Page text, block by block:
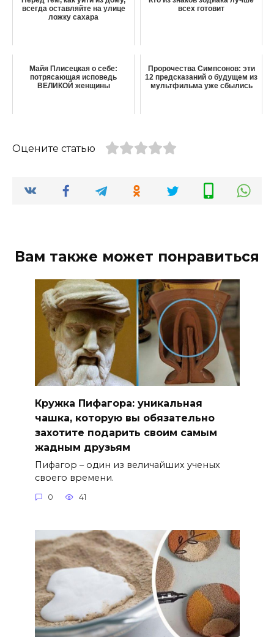
всегда оставляйте на улице
ложку сахара
всех готовит
Майя Плисецкая о себе:
потрясающая исповедь
ВЕЛИКОЙ женщины
Пророчества Симпсонов: эти
12 предсказаний о будущем из
мультфильма уже сбылись
Оцените статью
Вам также может понравиться
Кружка Пифагора: уникальная
чашка, которую вы обязательно
захотите подарить своим самым
жадным друзьям
Пифагор – один из величайших ученых
своего времени.
0 41